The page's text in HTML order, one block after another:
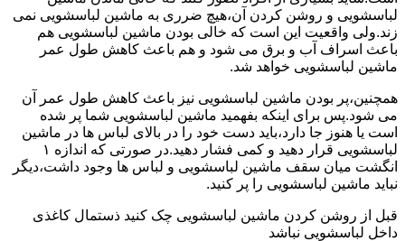
لباسشویی و روشن کردن آن،هیچ ضرری به ماشین لباسشویی نمی
زند.ولی واقعیت این است که خالی بودن ماشین لباسشویی هم
باعث اسراف آب و برق می شود و هم باعث کاهش طول عمر
ماشین لباسشویی خواهد شد.
همچنین،پر بودن ماشین لباسشویی نیز باعث کاهش طول عمر آن
می شود.پس برای اینکه بفهمید ماشین لباسشویی شما پر شده
است یا هنوز جا دارد،باید دست خود را در بالای لباس ها در ماشین
لباسشویی قرار دهید و کمی فشار دهید.در صورتی که اندازه ۱
انگشت میان سقف ماشین لباسشویی و لباس ها وجود داشت،دیگر
نباید ماشین لباسشویی را پر کنید.
قبل از روشن کردن ماشین لباسشویی چک کنید ذستمال کاغذی
داخل لباسشویی نباشد